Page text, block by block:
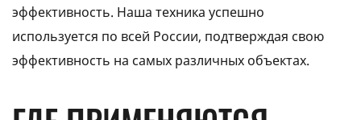
эффективность. Наша техника успешно
используется по всей России, подтверждая свою
эффективность на самых различных объектах.